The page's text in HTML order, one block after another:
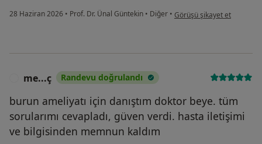
28 Haziran 2026 • Prof. Dr. Ünal Güntekin • Diğer • kullanıcının görüşüne göre
Görüşü şikayet et
me...ç Randevu doğrulandı
burun ameliyatı için danıştım doktor beye. tüm
sorularımı cevapladı, güven verdi. hasta iletişimi
ve bilgisinden memnun kaldım